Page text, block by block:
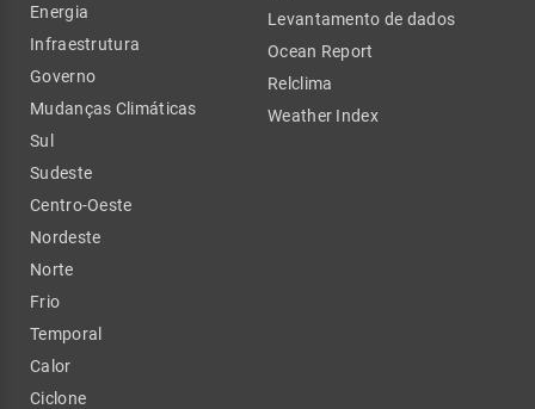
Energia
Infraestrutura
Governo
Mudanças Climáticas
Sul
Sudeste
Centro-Oeste
Nordeste
Norte
Frio
Temporal
Calor
Ciclone
Levantamento de dados
Ocean Report
Relclima
Weather Index